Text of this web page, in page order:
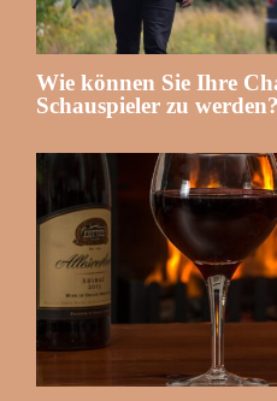
Wie können Sie Ihre
Schauspieler zu werden?